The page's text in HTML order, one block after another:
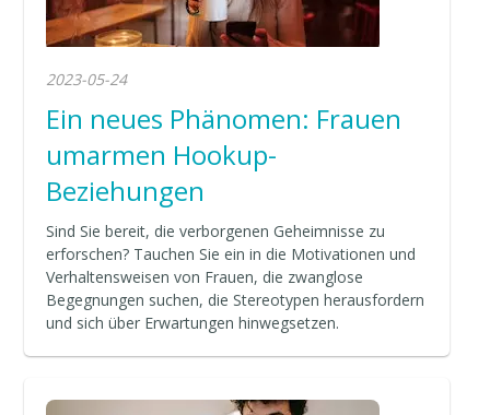
2023-05-24
Ein neues Phänomen: Frauen
umarmen Hookup-
Beziehungen
Sind Sie bereit, die verborgenen Geheimnisse zu
erforschen? Tauchen Sie ein in die Motivationen und
Verhaltensweisen von Frauen, die zwanglose
Begegnungen suchen, die Stereotypen herausfordern
und sich über Erwartungen hinwegsetzen.